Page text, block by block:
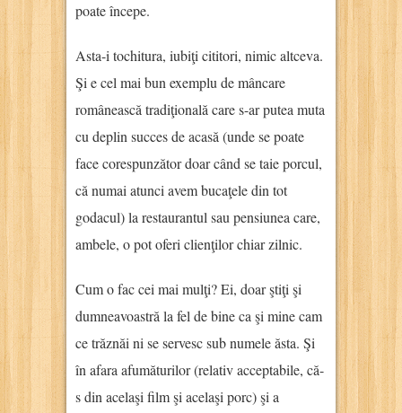
poate începe.
Asta-i tochitura, iubiţi cititori, nimic altceva.
Şi e cel mai bun exemplu de mâncare
românească tradiţională care s-ar putea muta
cu deplin succes de acasă (unde se poate
face corespunzător doar când se taie porcul,
că numai atunci avem bucaţele din tot
godacul) la restaurantul sau pensiunea care,
ambele, o pot oferi clienţilor chiar zilnic.
Cum o fac cei mai mulţi? Ei, doar ştiţi şi
dumneavoastră la fel de bine ca şi mine cam
ce trăznăi ni se servesc sub numele ăsta. Şi
în afara afumăturilor (relativ acceptabile, că-
s din acelaşi film şi acelaşi porc) şi a